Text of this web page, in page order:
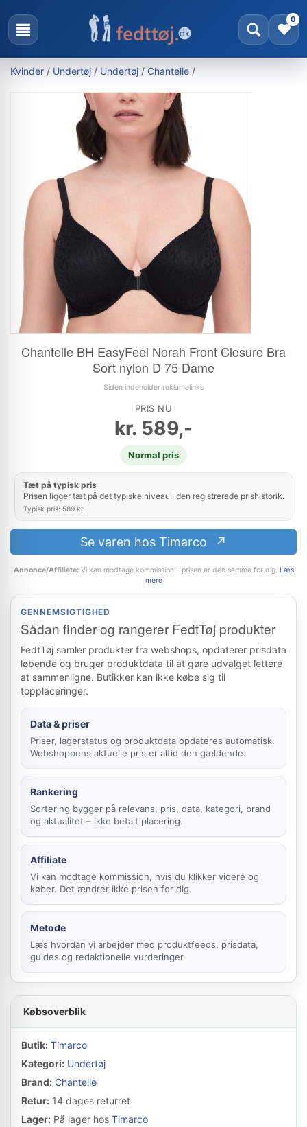
0
Kvinder / Undertøj / Undertøj / Chantelle /
Chantelle BH EasyFeel Norah Front Closure Bra
Sort nylon D 75 Dame
Siden indeholder reklamelinks
PRIS NU
kr. 589,-
Normal pris
Tæt på typisk pris
Prisen ligger tæt på det typiske niveau i den registrerede prishistorik.
Typisk pris: 589 kr.
Se varen hos Timarco
Annonce/Affiliate:Vi kan modtage kommission – prisen er den samme for dig. Læs
mere
GENNEMSIGTIGHED
Sådan finder og rangerer FedtTøj produkter
FedtTøj samler produkter fra webshops, opdaterer prisdata
løbende og bruger produktdata til at gøre udvalget lettere
at sammenligne. Butikker kan ikke købe sig til
topplaceringer.
Data & priser
Priser, lagerstatus og produktdata opdateres automatisk.
Webshoppens aktuelle pris er altid den gældende.
Rankering
Sortering bygger på relevans, pris, data, kategori, brand
og aktualitet – ikke betalt placering.
Affiliate
Vi kan modtage kommission, hvis du klikker videre og
køber. Det ændrer ikke prisen for dig.
Metode
Læs hvordan vi arbejder med produktfeeds, prisdata,
guides og redaktionelle vurderinger.
Købsoverblik
Butik: Timarco
Kategori: Undertøj
Brand: Chantelle
Retur: 14 dages returret
Lager: På lager hos Timarco